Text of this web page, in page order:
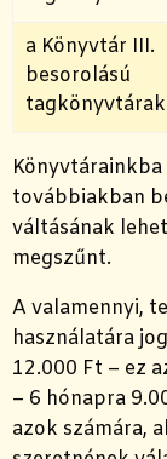
a Könyvtár III.
besorolású
továbbiakban
váltásának
megszűnt.
A valamennyi,
használatára
12.000 Ft – ez
– 6 hónapra
azok számára,